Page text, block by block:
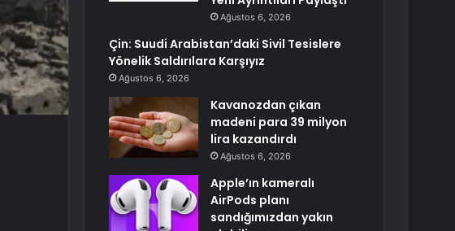
Ağustos 6, 2026
Çin: Suudi Arabistan’daki Sivil Tesislere
Yönelik Saldırılara Karşıyız
Ağustos 6, 2026
Kavanozdan çıkan
madeni para 39 milyon
lira kazandırdı
Ağustos 6, 2026
Apple’ın kameralı
AirPods planı
sandığımızdan yakın